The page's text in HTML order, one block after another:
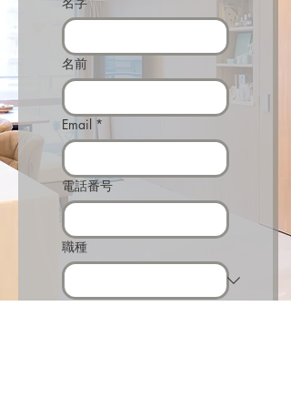
名前
Email *
電話番号
職種